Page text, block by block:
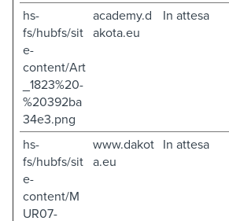
hs-
fs/hubfs/sit
e-
content/Art
_1823%20-
%20392ba
34e3.png
academy.d
akota.eu
In attesa
hs-
fs/hubfs/sit
e-
content/M
UR07-
www.dakot
a.eu
In attesa